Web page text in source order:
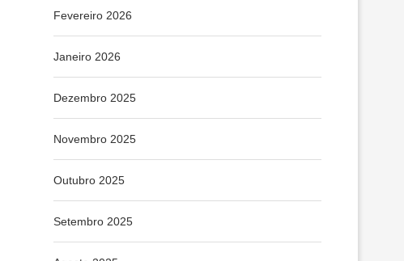
Fevereiro 2026
Janeiro 2026
Dezembro 2025
Novembro 2025
Outubro 2025
Setembro 2025